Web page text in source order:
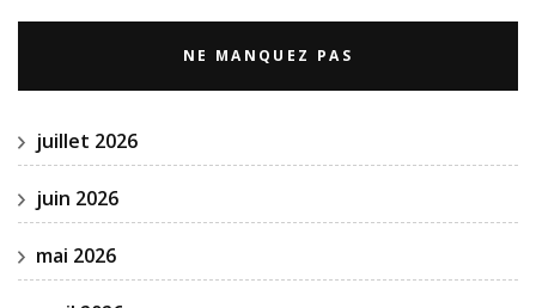
NE MANQUEZ PAS
juillet 2026
juin 2026
mai 2026